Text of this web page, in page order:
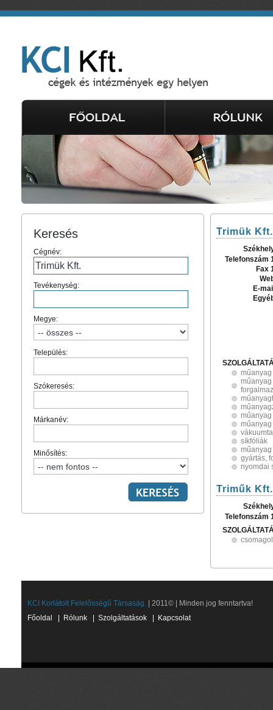
Keresés
Cégnév:
Tevékenység:
Megye:
Település:
Szókeresés:
Márkanév:
Minősítés:
Trimük Kft.
Telefonszám
Fax
E-
műanyag
síkfóliák
gyártás,
nyomdai
Triműk Kft.
Telefonszám
KCI Korlátolt Felelősségű Társaság. | 2011© | Minden jog fenntartva!
Főoldal
Rólunk Szolgáltatások Kapcsolat